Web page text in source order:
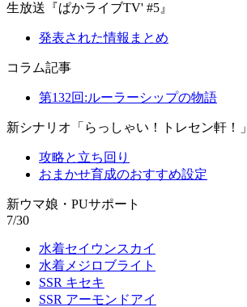
生放送『ぱかライブTV' #5』
発表された情報まとめ
コラム記事
第132回:ルーラーシップの物語
新シナリオ「らっしゃい！トレセン軒！」
攻略と立ち回り
おまかせ育成のおすすめ設定
新ウマ娘・PUサポート
7/30
水着セイウンスカイ
水着メジロブライト
SSR キセキ
SSR アーモンドアイ